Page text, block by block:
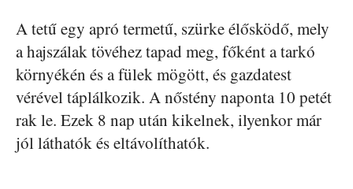
A tetű egy apró termetű, szürke élősködő, mely
a hajszálak tövéhez tapad meg, főként a tarkó
környékén és a fülek mögött, és gazdatest
vérével táplálkozik. A nőstény naponta 10 petét
rak le. Ezek 8 nap után kikelnek, ilyenkor már
jól láthatók és eltávolíthatók.